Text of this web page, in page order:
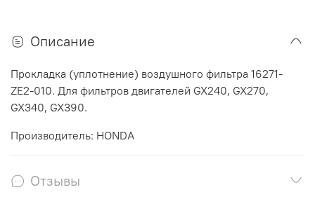
Описание
Прокладка (уплотнение) воздушного фильтра 16271-
ZE2-010. Для фильтров двигателей GX240, GX270,
GX340, GX390.
Производитель: HONDA
Отзывы